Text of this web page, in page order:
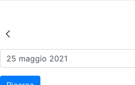
Risultati della